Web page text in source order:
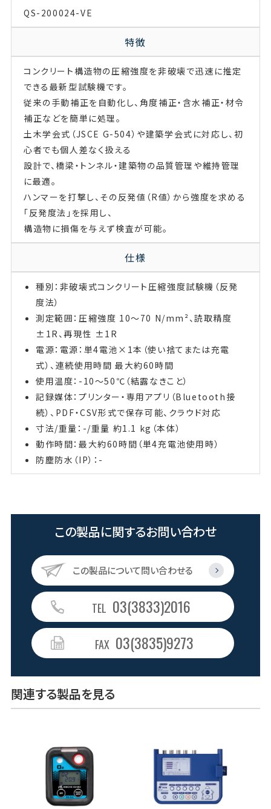
QS-200024-VE
特徴
コンクリート構造物の圧縮強度を非破壊で迅速に推定
できる最新型試験機です。
従来の手動補正を自動化し、角度補正・含水補正・材令
補正などを簡単に処理。
土木学会式（JSCE G-504）や建築学会式に対応し、初
心者でも個人差なく扱える
設計で、橋梁・トンネル・建築物の品質管理や維持管理
に最適。
ハンマーを打撃し、その反発値（R値）から強度を求める
「反発度法」を採用し、
構造物に損傷を与えず検査が可能。
仕様
種別：非破壊式コンクリート圧縮強度試験機（反発
度法）
測定範囲：圧縮強度 10～70 N/mm²、読取精度
±1R、再現性 ±1R
電源：電源：単4電池×1本（使い捨てまたは充電
式）、連続使用時間 最大約60時間
使用温度：-10～50℃（結露なきこと）
記録媒体：プリンター・専用アプリ（Bluetooth接
続）、PDF・CSV形式で保存可能、クラウド対応
寸法/重量：-/重量 約1.1 kg（本体）
動作時間：最大約60時間（単4充電池使用時）
防塵防水（IP）：-
この製品に関するお問い合わせ
この製品について問い合わせる
TEL 03(3833)2016
FAX 03(3835)9273
関連する製品を見る